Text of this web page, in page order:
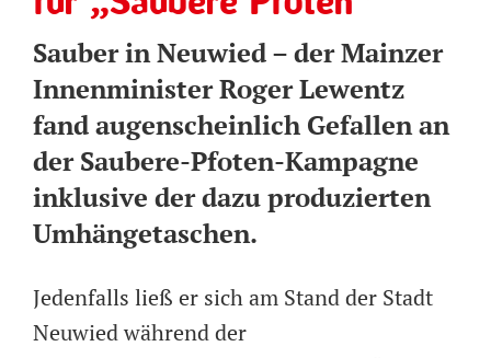
Sauber in Neuwied – der Mainzer
Innenminister Roger Lewentz
fand augenscheinlich Gefallen an
der Saubere-Pfoten-Kampagne
inklusive der dazu produzierten
Umhängetaschen.
Jedenfalls ließ er sich am Stand der Stadt
Neuwied während der